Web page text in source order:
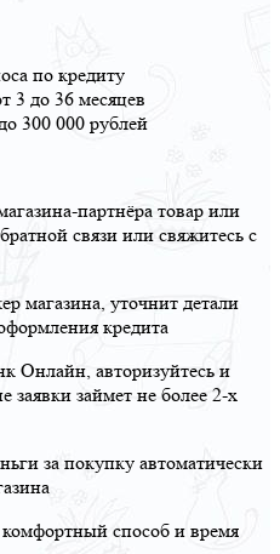
по кредиту
3 до 36 месяцев
300 000 рублей
партнёра товар или
связи или свяжитесь с
уточнит детали
кредита
авторизуйтесь и
заявки займет не более 2-х
за покупку автоматически
способ и время